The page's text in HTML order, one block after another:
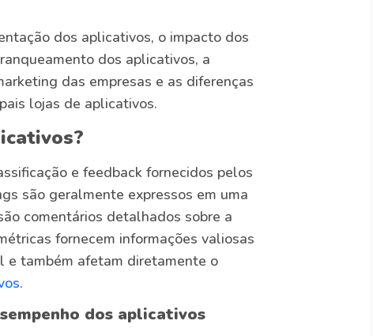
dos aplicativos, o impacto dos
dos aplicativos, a
das empresas e as diferenças
lojas de aplicativos.
e feedback fornecidos pelos
são geralmente expressos em uma
comentários detalhados sobre a
fornecem informações valiosas
e também afetam diretamente o
.
dos aplicativos